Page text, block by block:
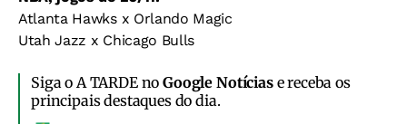
Atlanta Hawks x Orlando Magic
Utah Jazz x Chicago Bulls
Siga o A TARDE noGoogle Notíciase receba os
principais destaques do dia.